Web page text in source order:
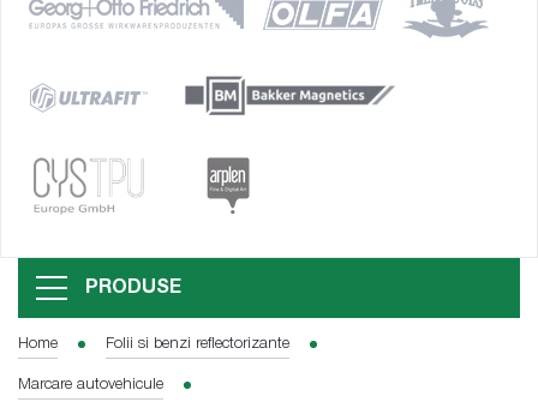
PRODUSE
Home Folii si benzi reflectorizante
Marcare autovehicule